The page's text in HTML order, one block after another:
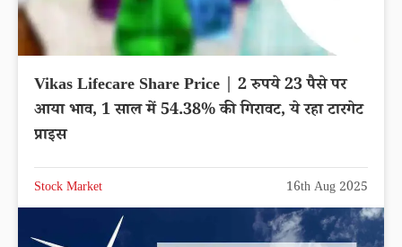
Vikas Lifecare Share Price | 2 रुपये 23 पैसे पर
आया भाव, 1 साल में 54.38% की गिरावट, ये रहा टारगेट
प्राइस
Stock Market 16th Aug 2025